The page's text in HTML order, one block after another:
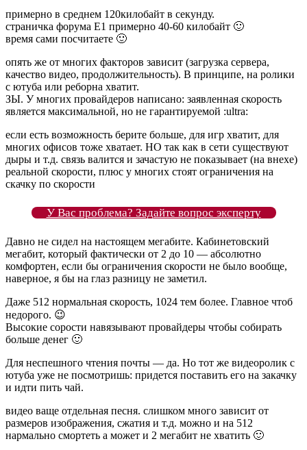
примерно в среднем 120килобайт в секунду.
страничка форума Е1 примерно 40-60 килобайт 🙂
время сами посчитаете 🙂
опять же от многих факторов зависит (загрузка сервера,
качество видео, продолжительность). В принципе, на ролики
с ютуба или реборна хватит.
ЗЫ. У многих провайдеров написано: заявленная скорость
является максимальной, но не гарантируемой :ultra:
если есть возможность берите больше, для игр хватит, для
многих офисов тоже хватает. НО так как в сети существуют
дыры и т.д. связь валится и зачастую не показывает (на внехе)
реальной скорости, плюс у многих стоят ограничения на
скачку по скорости
У Вас проблема? Задайте вопрос эксперту
Давно не сидел на настоящем мегабите. Кабинетовский
мегабит, который фактически от 2 до 10 — абсолютно
комфортен, если бы ограничения скорости не было вообще,
наверное, я бы на глаз разницу не заметил.
Даже 512 нормальная скорость, 1024 тем более. Главное чтоб
недорого. 😉
Высокие сорости навязывают провайдеры чтобы собирать
больше денег 🙂
Для неспешного чтения почты — да. Но тот же видеоролик с
ютуба уже не посмотришь: придется поставить его на закачку
и идти пить чай.
видео ваще отдельная песня. слишком много зависит от
размеров изображения, сжатия и т.д. можно и на 512
нармально смортеть а может и 2 мегабит не хватить 🙂